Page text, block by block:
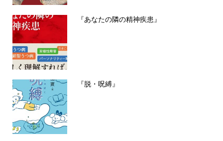
『あなたの隣の精神疾患』
『脱・呪縛』